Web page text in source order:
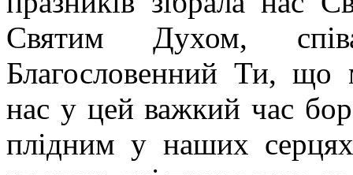
Святим Духом,
Благословенний Ти, що
нас у цей важкий час
плідним у наших